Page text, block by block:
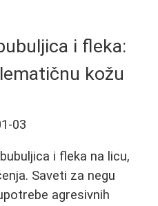
i fleka:
kožu
03
i fleka na licu,
Saveti za negu
agresivnih